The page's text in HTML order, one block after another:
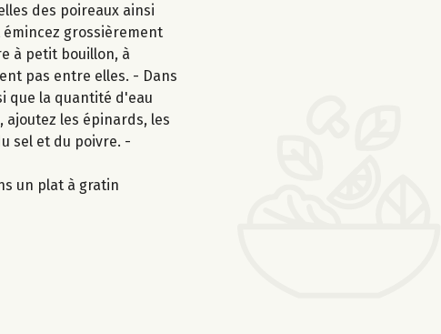
des poireaux ainsi
grossièrement
à petit bouillon, à
pas entre elles. - Dans
que la quantité d'eau
les épinards, les
sel et du poivre. -
un plat à gratin